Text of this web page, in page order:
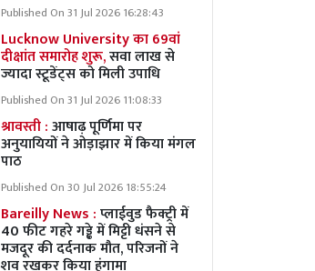
Published On 31 Jul 2026 16:28:43
Lucknow University का 69वां
दीक्षांत समारोह शुरू,सवा लाख से
ज्यादा स्टूडेंट्स को मिली उपाधि
Published On 31 Jul 2026 11:08:33
श्रावस्ती :आषाढ़ पूर्णिमा पर
अनुयायियों ने ओड़ाझार में किया मंगल
पाठ
Published On 30 Jul 2026 18:55:24
Bareilly News :प्लाईवुड फैक्ट्री में
40 फीट गहरे गड्ढे में मिट्टी धंसने से
मजदूर की दर्दनाक मौत, परिजनों ने
शव रखकर किया हंगामा